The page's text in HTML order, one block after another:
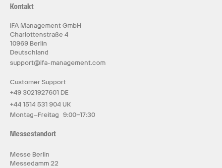
Kontakt
IFA Management GmbH
Charlottenstraße 4
10969 Berlin
Deutschland
support@ifa-management.com
Customer Support
+49 3021927601 DE
+44 1514 531 904 UK
Montag–Freitag 9:00–17:30
Messestandort
Messe Berlin
Messedamm 22